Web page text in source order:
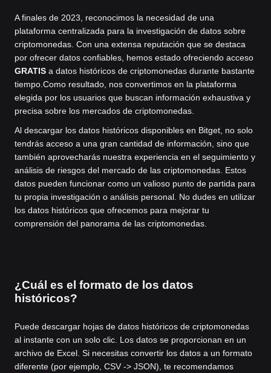
A finales de 2023, reconocimos la necesidad de una
plataforma centralizada para la investigación de datos sobre
criptomonedas. Con una extensa reputación que se destaca
por ofrecer datos confiables, hemos estado ofreciendo acceso
GRATIS a datos históricos de criptomonedas durante bastante
tiempo. Como resultado, nos convertimos en la plataforma
elegida por los usuarios que buscan información exhaustiva y
precisa sobre los mercados de criptomonedas.
Al descargar los datos históricos disponibles en Bitget, no solo
tendrás acceso a una gran cantidad de información, sino que
también aprovecharás nuestra experiencia en el seguimiento y
análisis de riesgos del mercado de las criptomonedas. Estos
datos pueden funcionar como un valioso punto de partida para
tu propia investigación o análisis personal. No dudes en utilizar
los datos históricos que ofrecemos para mejorar tu
comprensión del panorama de las criptomonedas.
¿Cuál es el formato de los datos
históricos?
Puede descargar hojas de datos históricos de criptomonedas
al instante con un solo clic. Los datos se proporcionan en un
archivo de Excel. Si necesitas convertir los datos a un formato
diferente (por ejemplo, CSV -> JSON), te recomendamos